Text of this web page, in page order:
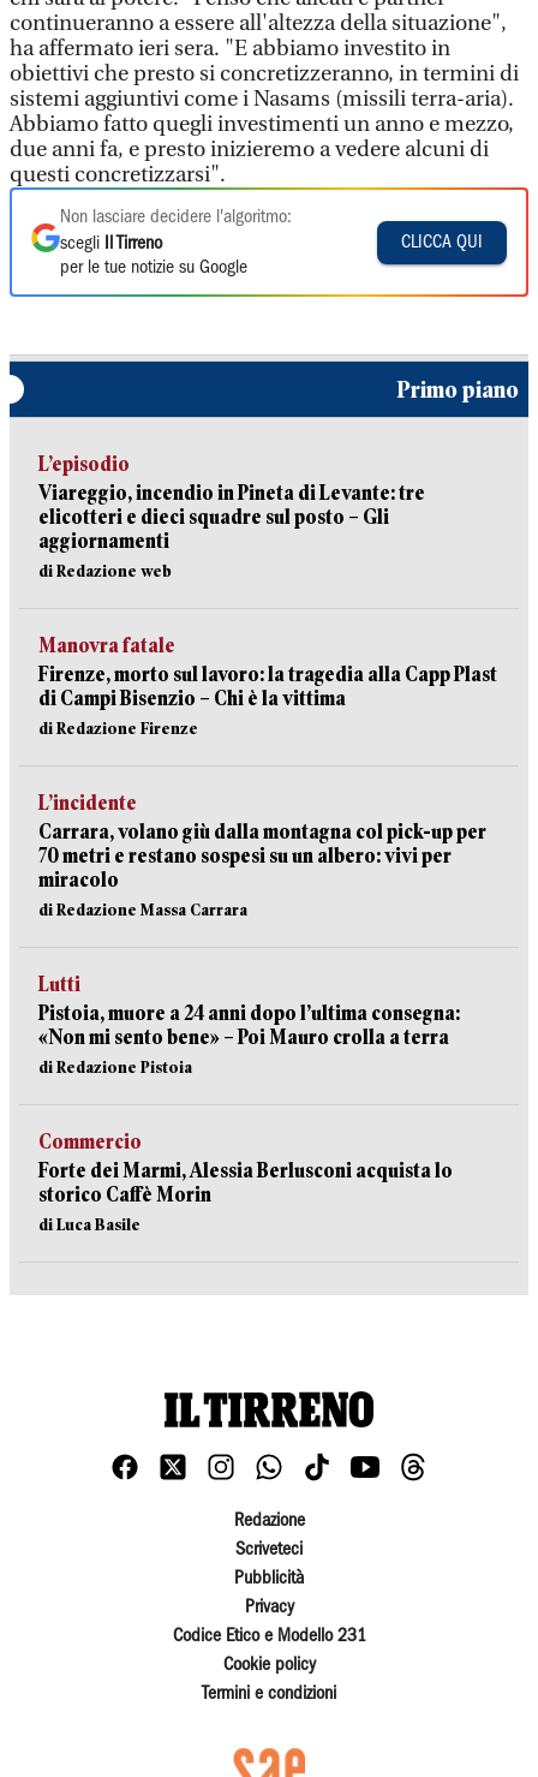
continueranno a essere all'altezza della situazione",
ha affermato ieri sera. "E abbiamo investito in
obiettivi che presto si concretizzeranno, in termini di
sistemi aggiuntivi come i Nasams (missili terra-aria).
Abbiamo fatto quegli investimenti un anno e mezzo,
due anni fa, e presto inizieremo a vedere alcuni di
questi concretizzarsi".
Non lasciare decidere l'algoritmo:
scegli
Il Tirreno
per le tue notizie su Google
CLICCA QUI
Primo piano
L’episodio
Viareggio, incendio in Pineta di Levante: tre
elicotteri e dieci squadre sul posto – Gli
aggiornamenti
di Redazione web
Manovra fatale
Firenze, morto sul lavoro: la tragedia alla Capp Plast
di Campi Bisenzio – Chi è la vittima
di Redazione Firenze
L’incidente
Carrara, volano giù dalla montagna col pick-up per
70 metri e restano sospesi su un albero: vivi per
miracolo
di Redazione Massa Carrara
Lutti
Pistoia, muore a 24 anni dopo l’ultima consegna:
«Non mi sento bene» – Poi Mauro crolla a terra
di Redazione Pistoia
Commercio
Forte dei Marmi, Alessia Berlusconi acquista lo
storico Caffè Morin
di Luca Basile
Redazione
Scriveteci
Pubblicità
Privacy
Codice Etico e Modello 231
Cookie policy
Termini e condizioni